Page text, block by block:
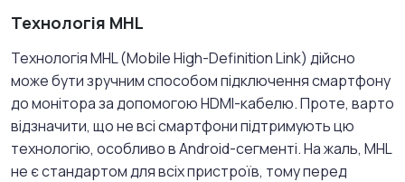
Технологія MHL
Технологія MHL (Mobile High-Definition Link) дійсно
може бути зручним способом підключення смартфону
до монітора за допомогою HDMI-кабелю. Проте, варто
відзначити, що не всі смартфони підтримують цю
технологію, особливо в Android-сегменті. На жаль, MHL
не є стандартом для всіх пристроїв, тому перед